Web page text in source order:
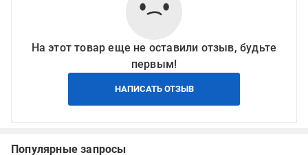
На этот товар еще не оставили отзыв, будьте
первым!
НАПИСАТЬ ОТЗЫВ
Популярные запросы